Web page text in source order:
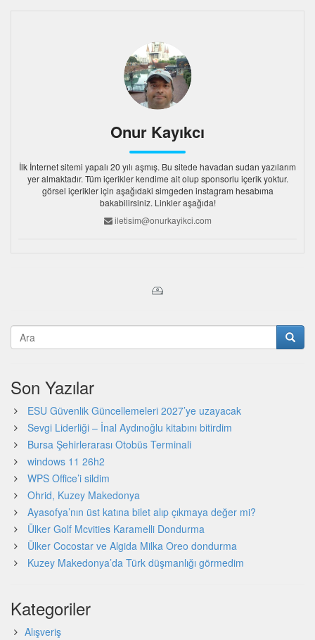
Onur Kayıkcı
İlk İnternet sitemi yapalı 20 yılı aşmış. Bu sitede havadan sudan yazılarım
yer almaktadır. Tüm içerikler kendime ait olup sponsorlu içerik yoktur.
görsel içerikler için aşağıdaki simgeden instagram hesabıma
bakabilirsiniz. Linkler aşağıda!
iletisim@onurkayikci.com
Son Yazılar
ESU Güvenlik Güncellemeleri 2027’ye uzayacak
Sevgi Liderliği – İnal Aydınoğlu kitabını bitirdim
Bursa Şehirlerarası Otobüs Terminali
windows 11 26h2
WPS Office’i sildim
Ohrid, Kuzey Makedonya
Ayasofya’nın üst katına bilet alıp çıkmaya değer mi?
Ülker Golf Mcvities Karamelli Dondurma
Ülker Cocostar ve Algida Milka Oreo dondurma
Kuzey Makedonya’da Türk düşmanlığı görmedim
Kategoriler
Alışveriş